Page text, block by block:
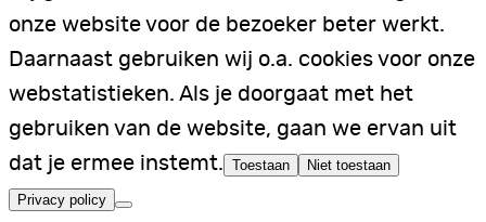
onze website voor de bezoeker beter werkt.
Daarnaast gebruiken wij o.a. cookies voor onze
webstatistieken. Als je doorgaat met het
gebruiken van de website, gaan we ervan uit
dat je ermee instemt. Toestaan Niet toestaan
Privacy policy